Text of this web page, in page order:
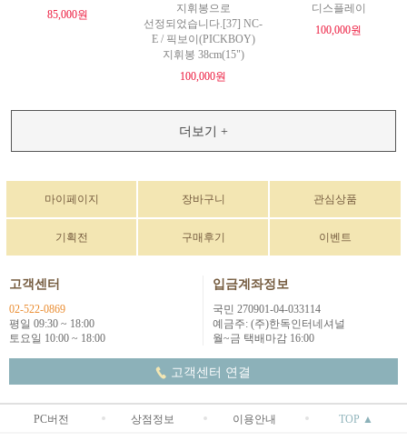
85,000원
지휘봉으로
선정되었습니다.[37] NC-
E / 픽보이(PICKBOY)
지휘봉 38cm(15")
100,000원
디스플레이
100,000원
더보기 +
마이페이지 장바구니 관심상품
기획전 구매후기 이벤트
고객센터
02-522-0869
평일 09:30 ~ 18:00
토요일 10:00 ~ 18:00
입금계좌정보
국민 270901-04-033114
예금주: (주)한독인터네셔널
월~금 택배마감 16:00
고객센터 연결
PC버전 상점정보 이용안내 TOP ▲